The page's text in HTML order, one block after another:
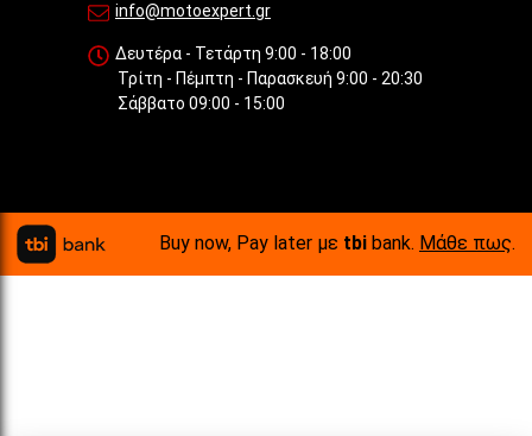
info@motoexpert.gr
Δευτέρα - Τετάρτη 9:00 - 18:00
Τρίτη - Πέμπτη - Παρασκευή 9:00 - 20:30
Σάββατο 09:00 - 15:00
Buy now, Pay later με tbi bank. Μάθε πως.